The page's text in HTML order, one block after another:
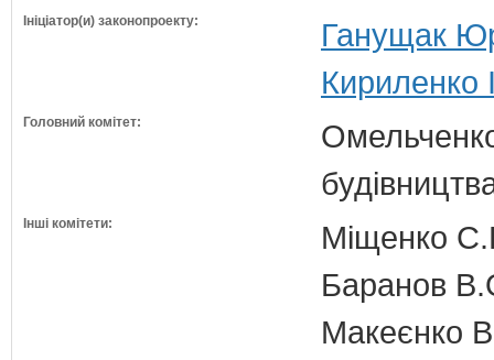
Ініціатор(и) законопроекту:
Ганущак
Кириленко
Головний комітет:
Інші комітети:
Міщенко
Баранов
Макеєнко